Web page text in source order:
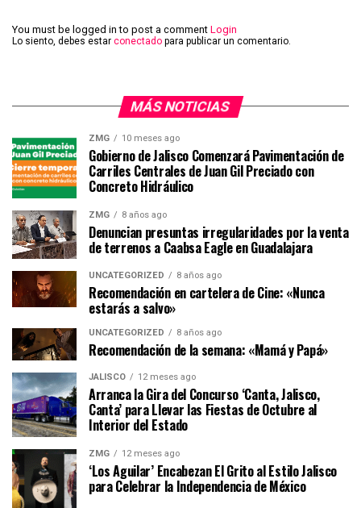
You must be logged in to post a comment Login
Lo siento, debes estar conectado para publicar un comentario.
MÁS NOTICIAS
ZMG 10 meses ago
Gobierno de Jalisco Comenzará Pavimentación de
Carriles Centrales de Juan Gil Preciado con
Concreto Hidráulico
ZMG 8 años ago
Denuncian presuntas irregularidades por la venta
de terrenos a Caabsa Eagle en Guadalajara
UNCATEGORIZED 8 años ago
Recomendación en cartelera de Cine: «Nunca
estarás a salvo»
UNCATEGORIZED 8 años ago
Recomendación de la semana: «Mamá y Papá»
JALISCO 12 meses ago
Arranca la Gira del Concurso ‘Canta, Jalisco,
Canta’ para Llevar las Fiestas de Octubre al
Interior del Estado
ZMG 12 meses ago
‘Los Aguilar’ Encabezan El Grito al Estilo Jalisco
para Celebrar la Independencia de México